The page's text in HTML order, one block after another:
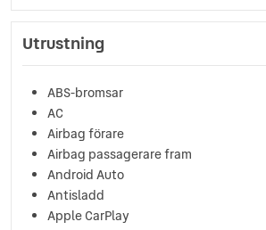
Utrustning
ABS-bromsar
AC
Airbag förare
Airbag passagerare fram
Android Auto
Antisladd
Apple CarPlay